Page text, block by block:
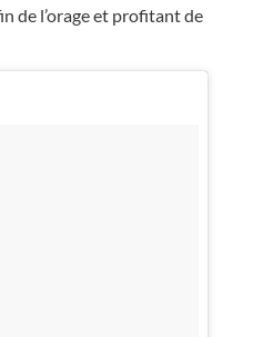
de l’orage et profitant de